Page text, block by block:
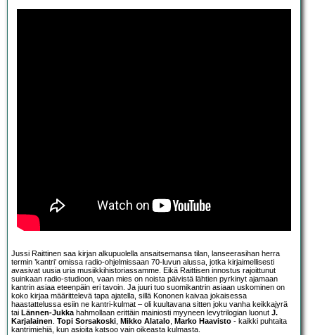
Jussi Raittinen saa kirjan alkupuolella ansaitsemansa tilan, lanseerasihan herra
termin ’kantri’ omissa radio-ohjelmissaan 70-luvun alussa, jotka kirjaimellisesti
avasivat uusia uria musiikkihistoriassamme. Eikä Raittisen innostus rajoittunut
suinkaan radio-studioon, vaan mies on noista päivistä lähtien pyrkinyt ajamaan
kantrin asiaa eteenpäin eri tavoin. Ja juuri tuo suomikantrin asiaan uskominen on
koko kirjaa määrittelevä tapa ajatella, sillä Kononen kaivaa jokaisessa
haastattelussa esiin ne kantri-kulmat – oli kuultavana sitten joku vanha keikkajyrä
tai Lännen-Jukkahahmollaan erittäin mainiosti myyneen levytrilogian luonut J.
Karjalainen. Topi Sorsakoski, Mikko Alatalo, Marko Haavisto - kaikki puhtaita
kantrimiehiä, kun asioita katsoo vain oikeasta kulmasta.